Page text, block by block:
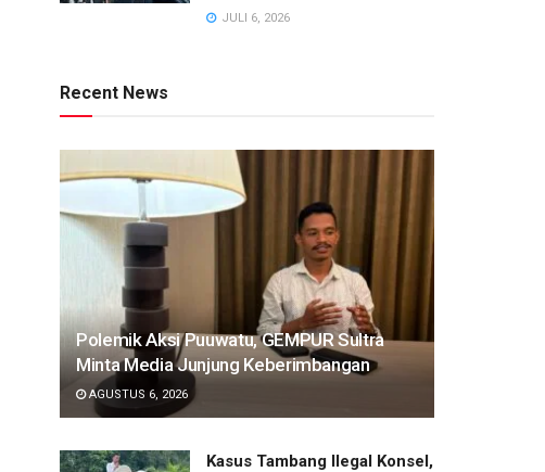
JULI 6, 2026
Recent News
Polemik Aksi Puuwatu, GEMPUR Sultra
Minta Media Junjung Keberimbangan
AGUSTUS 6, 2026
Kasus Tambang Ilegal Konsel,